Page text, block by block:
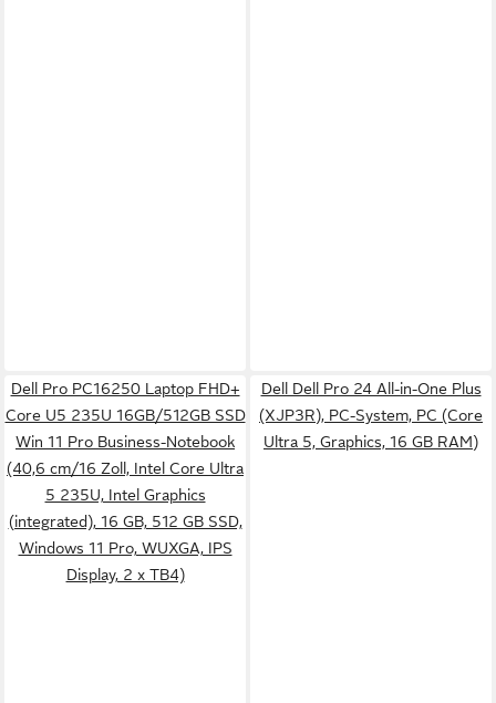
Dell Pro PC16250 Laptop FHD+
Core U5 235U 16GB/512GB SSD
Win 11 Pro Business-Notebook
(40,6 cm/16 Zoll, Intel Core Ultra
5 235U, Intel Graphics
(integrated), 16 GB, 512 GB SSD,
Windows 11 Pro, WUXGA, IPS
Display, 2 x TB4)
Dell Dell Pro 24 All-in-One Plus
(XJP3R), PC-System, PC (Core
Ultra 5, Graphics, 16 GB RAM)